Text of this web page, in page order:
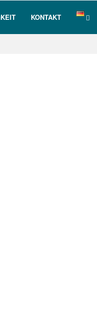
KONTAKT